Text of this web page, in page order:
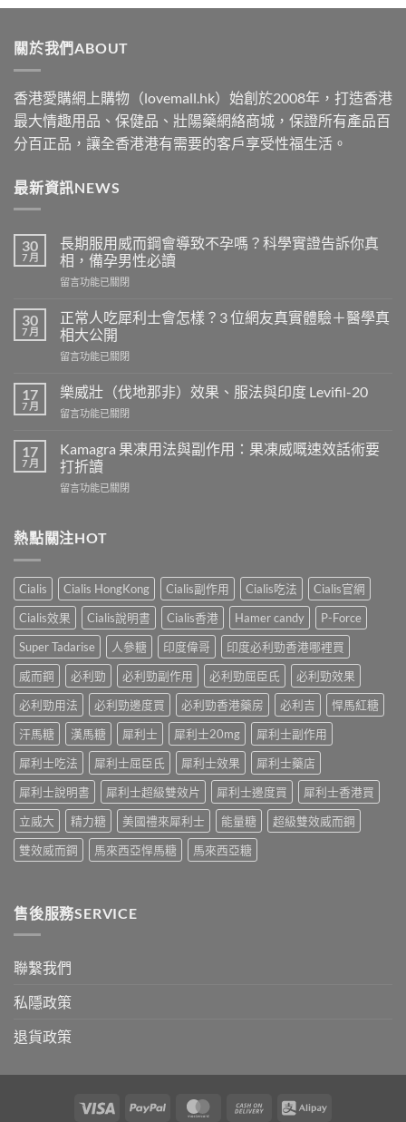
$489
關於我們ABOUT
香港愛購網上購物（lovemall.hk）始創於2008年，打造香港
最大情趣用品、保健品、壯陽藥網絡商城，保證所有產品百
分百正品，讓全香港港有需要的客戶享受性福生活。
最新資訊NEWS
30
7 月
長期服用威而鋼會導致不孕嗎？科學實證告訴你真
相，備孕男性必讀
在
期
服
用
威
鋼
導
不
孕
嗎？
實
證
你
真
相，
備
孕
男
必
讀〉
留言功能已關閉
30
7 月
正常人吃犀利士會怎樣？3 位網友真實體驗＋醫學真
相大公開
在
常
人
吃
利
士
怎
位
真
實
體
驗
＋
醫
真
相
大
開〉
中
留言功能已關閉
17
7 月
樂威壯（伐地那非）效果、服法與印度 Levifil-20
在
威
壯
（伐
地
效
法
與
印
度
Levifil-
20〉
留言功能已關閉
17
7 月
Kamagra 果凍用法與副作用：果凍威嘅速效話術要
打折讀
在
凍
用
與
副
作
用：
果
凍
嘅
速
效
術
要
打
折
讀〉
留言功能已關閉
熱點關注HOT
Cialis Cialis HongKong Cialis副作用 Cialis吃法
Cialis官網
Cialis效果
Cialis說明書 Cialis香港 Hamer candy
P-Force
Super Tadarise
人參糖 印度偉哥
印度必利勁香港哪裡買
威而鋼
必利勁 必利勁副作用 必利勁屈臣氏
必利勁效果
必利勁用法
必利勁邊度買 必利勁香港藥房 必利吉
悍馬紅糖
汗馬糖
漢馬糖 犀利士 犀利士20mg
犀利士副作用
犀利士吃法
犀利士屈臣氏 犀利士效果
犀利士藥店
犀利士說明書
犀利士超級雙效片 犀利士邊度買
犀利士香港買
立威大
精力糖 美國禮來犀利士 能量糖
超級雙效威而鋼
雙效威而鋼
馬來西亞悍馬糖 馬來西亞糖
售後服務SERVICE
聯繫我們
私隱政策
退貨政策
Visa PayPal MasterCardCash
Alipay